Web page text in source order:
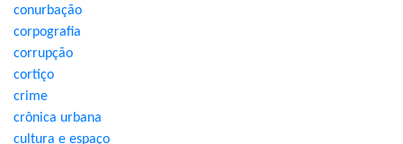
conurbação
corpografia
corrupção
cortiço
crime
crônica urbana
cultura e espaço